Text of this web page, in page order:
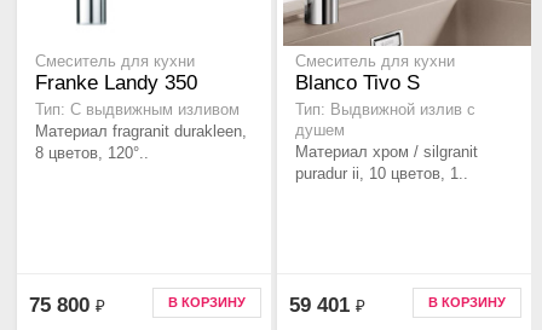
Смеситель для кухни
Franke Landy 350
Тип: С выдвижным изливом
Материал fragranit durakleen,
8 цветов, 120°..
75 800 ₽ В КОРЗИНУ
Смеситель для кухни
Blanco Tivo S
Тип: Выдвижной излив с
душем
Материал хром / silgranit
puradur ii, 10 цветов, 1..
59 401 ₽ В КОРЗИНУ